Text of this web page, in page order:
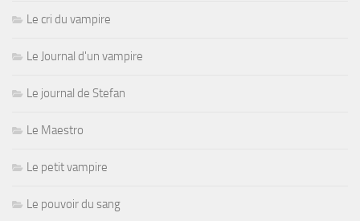
Le cri du vampire
Le Journal d'un vampire
Le journal de Stefan
Le Maestro
Le petit vampire
Le pouvoir du sang